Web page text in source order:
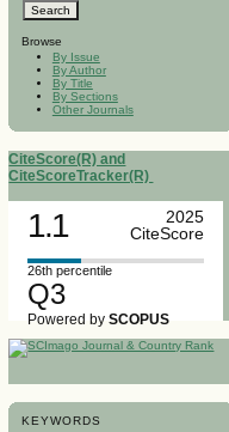
Browse
By Issue
By Author
By Title
By Sections
Other Journals
CiteScore(R) and
CiteScoreTracker(R)
1.1
2025
CiteScore
26th percentile
Q3
Powered bySCOPUS
KEYWORDS